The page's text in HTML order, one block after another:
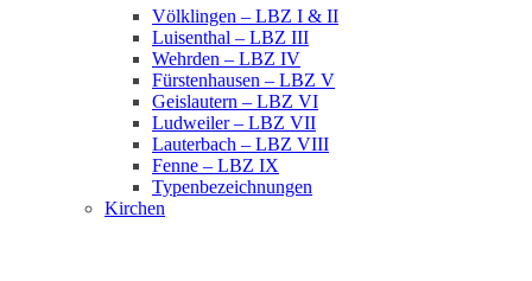
Völklingen – LBZ I & II
Luisenthal – LBZ III
Wehrden – LBZ IV
Fürstenhausen – LBZ V
Geislautern – LBZ VI
Ludweiler – LBZ VII
Lauterbach – LBZ VIII
Fenne – LBZ IX
Typenbezeichnungen
Kirchen